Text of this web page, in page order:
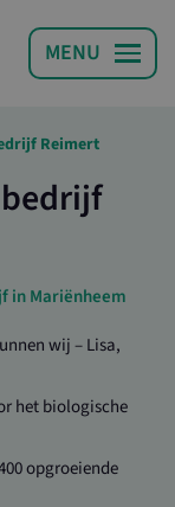
Reimert
in Mariënheem
wij – Lisa,
het biologische
opgroeiende